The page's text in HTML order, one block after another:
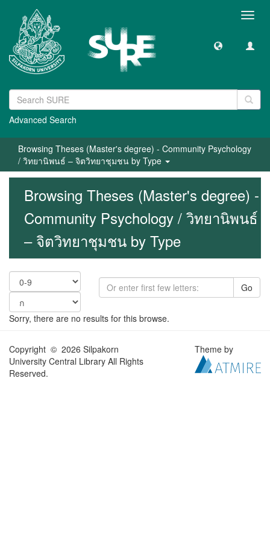
Advanced Search
Browsing Theses (Master's degree) - Community Psychology
/ วิทยานิพนธ์ – จิตวิทยาชุมชน by Type
Browsing Theses (Master's degree) -
Community Psychology / วิทยานิพนธ์
– จิตวิทยาชุมชน by Type
Go
Sorry, there are no results for this browse.
Copyright © 2026 Silpakorn
University Central Library All Rights
Reserved.
Theme by